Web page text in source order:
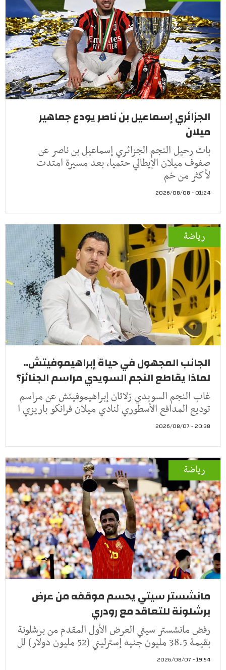
الجزائري إسماعيل بن ناصر يودع جماهير
ميلان
بات رحيل النجم الجزائري إسماعيل بن ناصر عن
صفوف ميلان الإيطالي حتميا، بعد مسيرة امتدت
لأكثر من خم
01:24 - 2026/08/08
رياضة
الجانب المجهول في حياة إبراهيموفيتش..
لماذا يقاطع النجم السويدي مراسم الجنائز؟
غاب النجم السويدي زلاتان إبراهيموفيتش عن مراسم
توديع المدافع الأسطوري لنادي ميلان فرانكو باريزي ا
20:38 - 2026/08/07
رياضة
مانشستر سيتي يحسم موقفه من عرض
برشلونة للتعاقد مع رودري
رفض مانشستر سيتي العرض الأول المقدم من برشلونة
بقيمة 38.5 مليون جنيه إسترليني (52 مليون دولار) لل
19:54 - 2026/08/07